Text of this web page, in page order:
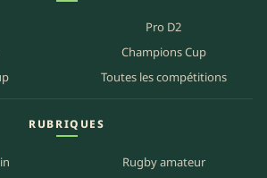
Pro D2
Champions Cup
Toutes les compétitions
RUBRIQUES
Rugby amateur